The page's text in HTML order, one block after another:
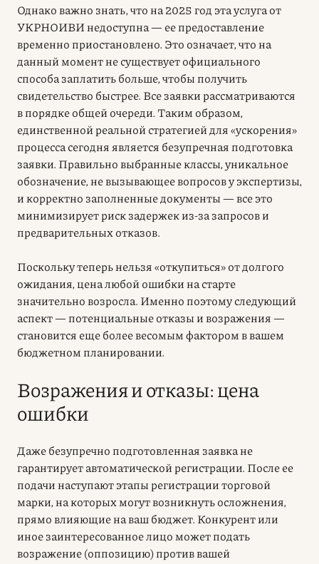
Однако важно знать, что на 2025 год эта услуга от
УКРНОИВИ недоступна — ее предоставление
временно приостановлено. Это означает, что на
данный момент не существует официального
способа заплатить больше, чтобы получить
свидетельство быстрее. Все заявки рассматриваются
в порядке общей очереди. Таким образом,
единственной реальной стратегией для «ускорения»
процесса сегодня является безупречная подготовка
заявки. Правильно выбранные классы, уникальное
обозначение, не вызывающее вопросов у экспертизы,
и корректно заполненные документы — все это
минимизирует риск задержек из-за запросов и
предварительных отказов.
Поскольку теперь нельзя «откупиться» от долгого
ожидания, цена любой ошибки на старте
значительно возросла. Именно поэтому следующий
аспект — потенциальные отказы и возражения —
становится еще более весомым фактором в вашем
бюджетном планировании.
Возражения и отказы: цена
ошибки
Даже безупречно подготовленная заявка не
гарантирует автоматической регистрации. После ее
подачи наступают этапы регистрации торговой
марки, на которых могут возникнуть осложнения,
прямо влияющие на ваш бюджет. Конкурент или
иное заинтересованное лицо может подать
возражение (оппозицию) против вашей